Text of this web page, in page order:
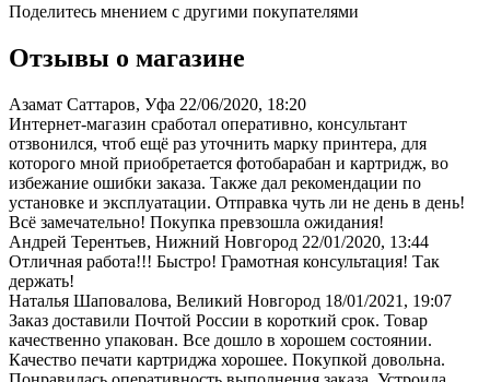
Поделитесь мнением с другими покупателями
Отзывы о магазине
Азамат Саттаров, Уфа 22/06/2020, 18:20
Интернет-магазин сработал оперативно, консультант
отзвонился, чтоб ещё раз уточнить марку принтера, для
которого мной приобретается фотобарабан и картридж, во
избежание ошибки заказа. Также дал рекомендации по
установке и эксплуатации. Отправка чуть ли не день в день!
Всё замечательно! Покупка превзошла ожидания!
Андрей Терентьев, Нижний Новгород 22/01/2020, 13:44
Отличная работа!!! Быстро! Грамотная консультация! Так
держать!
Наталья Шаповалова, Великий Новгород 18/01/2021, 19:07
Заказ доставили Почтой России в короткий срок. Товар
качественно упакован. Все дошло в хорошем состоянии.
Качество печати картриджа хорошее. Покупкой довольна.